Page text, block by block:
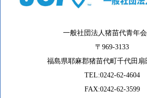
一般社団法人猪苗代青年
〒969-3133
福島県耶麻郡猪苗代町千代田扇
TEL:0242-62-4604
FAX:0242-62-3599